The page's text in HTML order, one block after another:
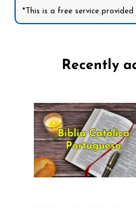
*This is a free service
Recently